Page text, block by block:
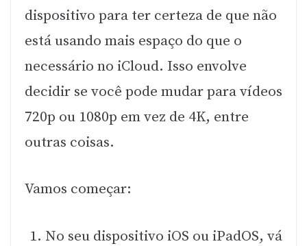
dispositivo para ter certeza de que não
está usando mais espaço do que o
necessário no iCloud. Isso envolve
decidir se você pode mudar para vídeos
720p ou 1080p em vez de 4K, entre
outras coisas.
Vamos começar:
No seu dispositivo iOS ou iPadOS, vá